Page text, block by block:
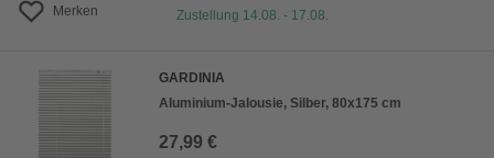
Merken
Zustellung 14.08. - 17.08.
GARDINIA
Aluminium-Jalousie, Silber, 80x175 cm
27,99 €